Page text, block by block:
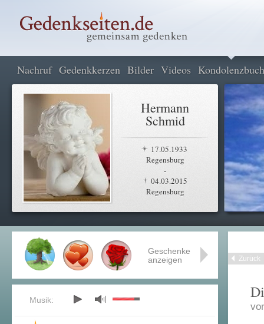
Nachruf Gedenkkerzen Bilder Videos Kondolenzbuch
Hermann
Schmid
17.05.1933
Regensburg
-
04.03.2015
Regensburg
Zurück
Geschenke
anzeigen
Musik: